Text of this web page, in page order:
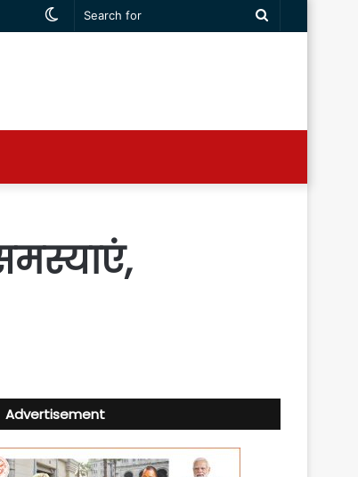
Search
Switch
Advertisement